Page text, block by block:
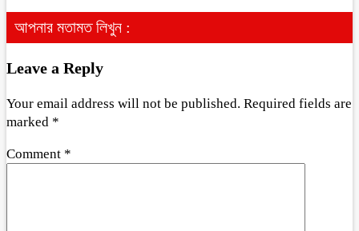
আপনার মতামত লিখুন :
Leave a Reply
Your email address will not be published. Required fields are
marked *
Comment *